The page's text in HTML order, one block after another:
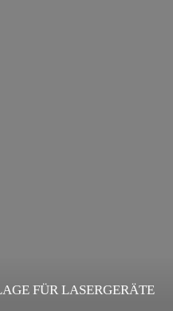
FÜR LASERGERÄTE
ZUR
IN DER